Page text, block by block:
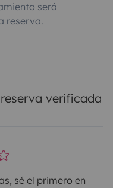
será
reserva.
verificada
sé el primero en